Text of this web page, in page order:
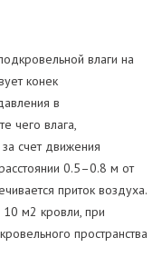
влаги на
конек
в
чего влага,
счет движения
0.5–0.8 м от
приток воздуха.
м2 кровли, при
пространства